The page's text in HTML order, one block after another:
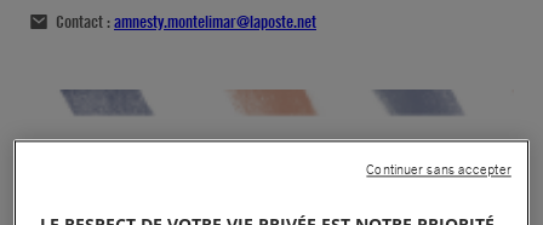
Contact :amnesty.montelimar@laposte.net
Continuer sans accepter